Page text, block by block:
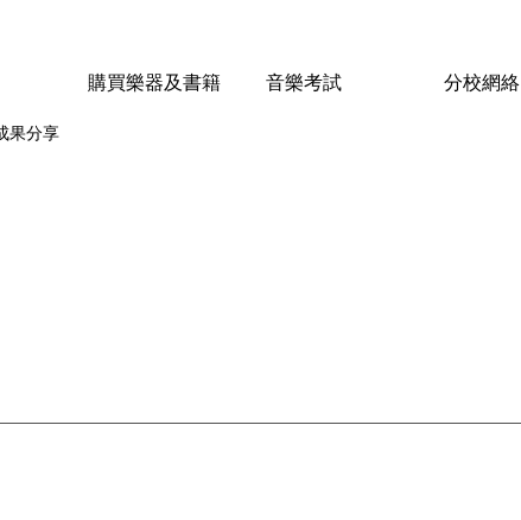
果分享
購買樂器及書籍 音樂考試 分校網絡